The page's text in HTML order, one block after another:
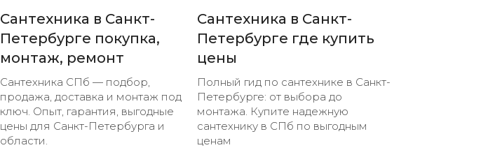
Сантехника в Санкт-
Петербурге покупка,
монтаж, ремонт
Сантехника СПб — подбор,
продажа, доставка и монтаж под
ключ. Опыт, гарантия, выгодные
цены для Санкт-Петербурга и
области.
Сантехника в Санкт-
Петербурге где купить
цены
Полный гид по сантехнике в Санкт-
Петербурге: от выбора до
монтажа. Купите надежную
сантехнику в СПб по выгодным
ценам